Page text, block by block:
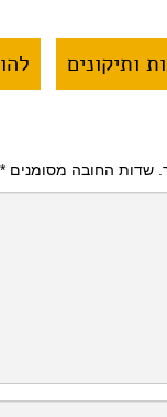
ותיקונים
שדות החובה מסומנים *